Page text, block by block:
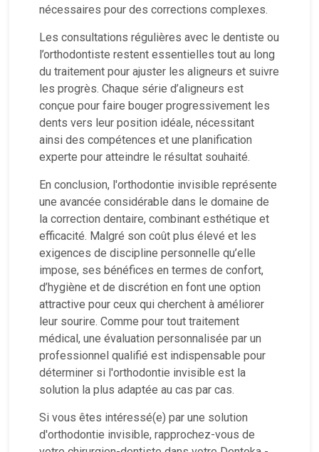
nécessaires pour des corrections complexes.
Les consultations régulières avec le dentiste ou
l’orthodontiste restent essentielles tout au long
du traitement pour ajuster les aligneurs et suivre
les progrès. Chaque série d’aligneurs est
conçue pour faire bouger progressivement les
dents vers leur position idéale, nécessitant
ainsi des compétences et une planification
experte pour atteindre le résultat souhaité.
En conclusion, l'orthodontie invisible représente
une avancée considérable dans le domaine de
la correction dentaire, combinant esthétique et
efficacité. Malgré son coût plus élevé et les
exigences de discipline personnelle qu’elle
impose, ses bénéfices en termes de confort,
d’hygiène et de discrétion en font une option
attractive pour ceux qui cherchent à améliorer
leur sourire. Comme pour tout traitement
médical, une évaluation personnalisée par un
professionnel qualifié est indispensable pour
déterminer si l'orthodontie invisible est la
solution la plus adaptée au cas par cas.
Si vous êtes intéressé(e) par une solution
d'orthodontie invisible, rapprochez-vous de